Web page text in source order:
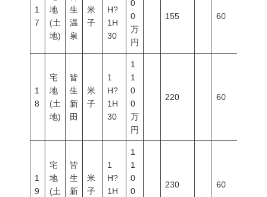
1
7
地
(土
地)
生
温
泉
米
子
H?
1H
30
0
0
万
円
155 60
1
8
宅
地
(土
地)
皆
生
新
田
米
子
1
H?
1H
30
1
1
0
0
万
円
220 60
1
9
宅
地
(土
皆
生
新
米
子
1
H?
1H
1
1
0
0
230 60